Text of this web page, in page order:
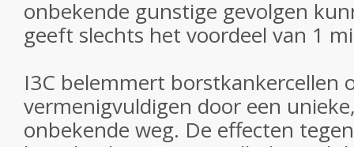
onbekende gunstige gevolgen
geeft slechts het voordeel van 1
I3C belemmert borstkankercellen
vermenigvuldigen door een
onbekende weg. De effecten